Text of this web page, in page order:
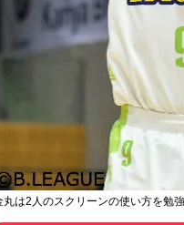
丸は2人のスクリーンの使い方を勉